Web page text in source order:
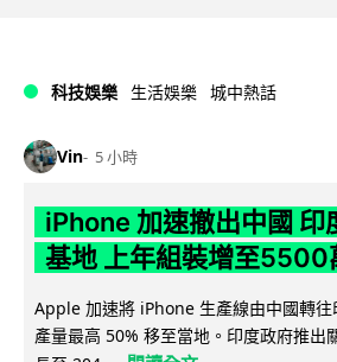
科技娛樂 生活娛樂 城中熱話
Vin 5 小時
iPhone 加速撤出中國 印
基地 上年組裝增至5500
Apple 加速將 iPhone 生產線由中國轉往
產量最高 50% 移至當地。印度政府推出